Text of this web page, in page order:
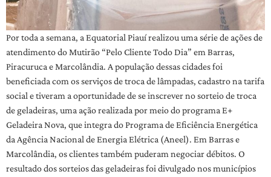
Por toda a semana, a Equatorial Piauí realizou uma série de ações de
atendimento do Mutirão “Pelo Cliente Todo Dia” em Barras,
Piracuruca e Marcolândia. A população dessas cidades foi
beneficiada com os serviços de troca de lâmpadas, cadastro na tarifa
social e tiveram a oportunidade de se inscrever no sorteio de troca
de geladeiras, uma ação realizada por meio do programa E+
Geladeira Nova, que integra do Programa de Eficiência Energética
da Agência Nacional de Energia Elétrica (Aneel). Em Barras e
Marcolândia, os clientes também puderam negociar débitos. O
resultado dos sorteios das geladeiras foi divulgado nos municípios